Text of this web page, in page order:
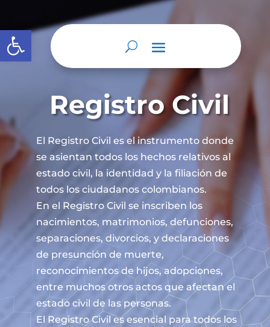
Abrir barra de herramientas
Registro Civil
El Registro Civil es el instrumento donde
se asientan todos los hechos relativos al
estado civil, la identidad y la filiación de
todos los ciudadanos colombianos.
En el Registro Civil se inscriben los
nacimientos, matrimonios, defunciones,
separaciones, divorcios, y declaraciones
de presunción de muerte,
reconocimientos de hijos, adopciones,
entre muchos otros actos que afectan el
estado civil de las personas.
El Registro Civil es esencial para todos los